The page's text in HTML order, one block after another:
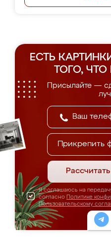
ЕСТЬ
ТОГО,
Присылайте —
Прикрепить
Я соглашаюсь на
согласно Политике
Пользовательскому